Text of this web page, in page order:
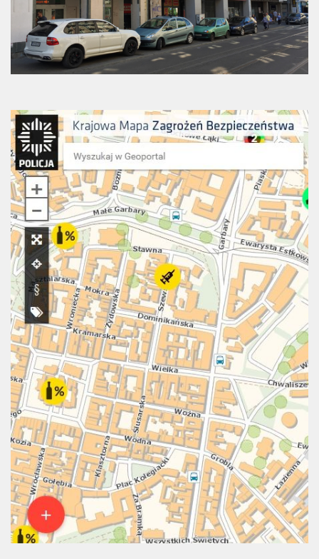
Strefa Tempo 30 – etap II i III
Strefa Tempo 30 – etap IV
Nowa organizacja ruchu – ul. Św. Marcin, Ratajczaka, Al.
Marcinkowskiego (Tempo 30)
Galeria
Kontakt
Dla mediów